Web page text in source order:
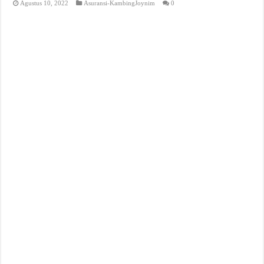
Agustus 10, 2022 Asuransi-KambingJoynim 0